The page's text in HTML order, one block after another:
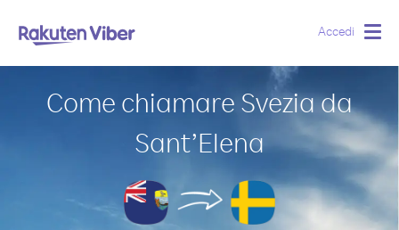
Accedi
Come chiamare Svezia da
Sant’Elena